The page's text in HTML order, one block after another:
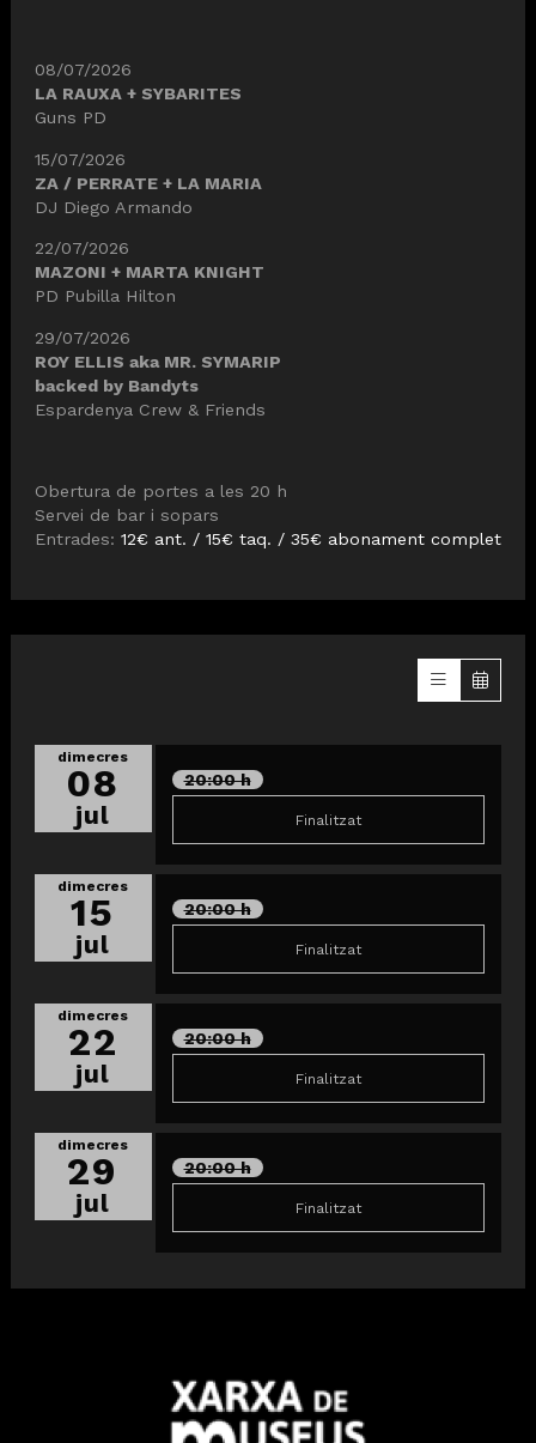
08/07/2026
LA RAUXA + SYBARITES
Guns PD
15/07/2026
ZA / PERRATE + LA MARIA
DJ Diego Armando
22/07/2026
MAZONI + MARTA KNIGHT
PD Pubilla Hilton
29/07/2026
ROY ELLIS aka MR. SYMARIP
backed by Bandyts
Espardenya Crew & Friends
Obertura de portes a les 20 h
Servei de bar i sopars
Entrades: 12€ ant. / 15€ taq. / 35€ abonament complet
dimecres
08
jul
20:00 h
Finalitzat
dimecres
15
jul
20:00 h
Finalitzat
dimecres
22
jul
20:00 h
Finalitzat
dimecres
29
jul
20:00 h
Finalitzat